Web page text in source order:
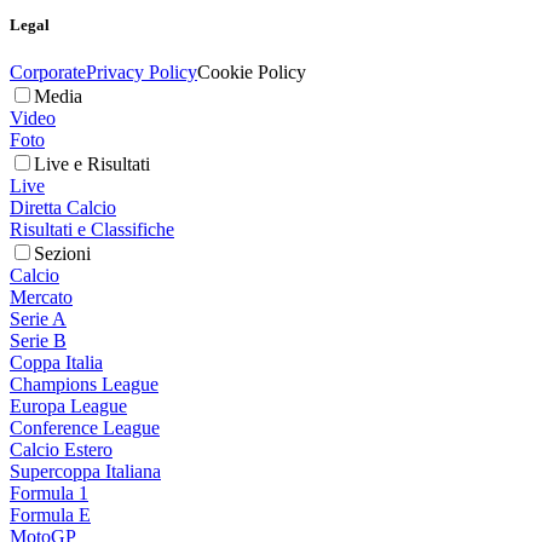
Legal
CorporatePrivacy PolicyCookie Policy
Media
Video
Foto
Live e Risultati
Live
Diretta Calcio
Risultati e Classifiche
Sezioni
Calcio
Mercato
Serie A
Serie B
Coppa Italia
Champions League
Europa League
Conference League
Calcio Estero
Supercoppa Italiana
Formula 1
Formula E
MotoGP